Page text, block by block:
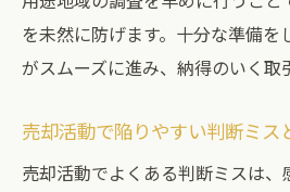
を未然に防げます。十分な準備を
がスムーズに進み、納得のいく取
売却活動で陥りやすい判断ミス
売却活動でよくある判断ミスは